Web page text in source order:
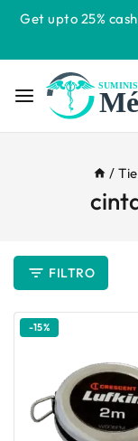
Get upto 25%
/
FILTRO
-15%